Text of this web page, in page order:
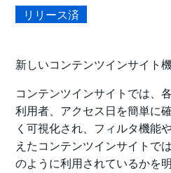
リリース済
新しいコンテンツインサイト
コンテンツインサイトでは、
利用者、アクセス日を簡単に
く可視化され、フィルタ機能
えたコンテンツインサイトで
のように利用されているかを